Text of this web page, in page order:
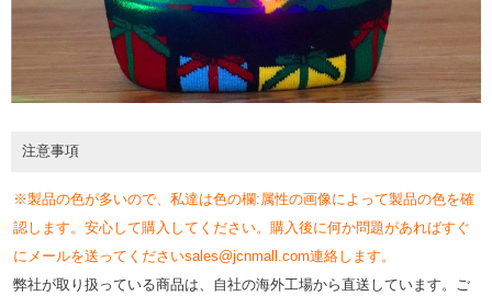
注意事項
※製品の色が多いので、私達は色の欄:属性の画像によって製品の色を確
認します。安心して購入してください。購入後に何か問題があればすぐ
にメールを送ってくださいsales@jcnmall.com連絡します。
弊社が取り扱っている商品は、自社の海外工場から直送しています。ご